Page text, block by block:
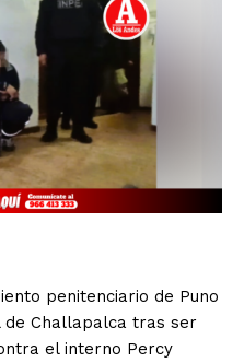
penitenciario de Puno
Challapalca tras ser
el interno Percy